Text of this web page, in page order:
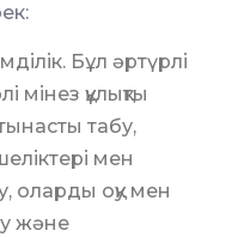
Бұл әртүрлі
мінез құлықты
табу,
мен
оларды оқу мен
және